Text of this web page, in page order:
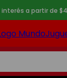
a partir de